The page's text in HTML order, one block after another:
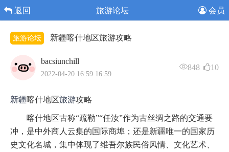
返回 旅游论坛 会员
旅游论坛 新疆​喀什地区旅游攻略
bacsiunchill
2022-04-20 16:59 16:59
848 10
新疆喀什地区旅游攻略
喀什地区古称“疏勒”“任汝”作为古丝绸之路的交通要
冲，是中外商人云集的国际商埠；还是新疆唯一的国家历
史文化名城，集中体现了维吾尔族民俗风情、文化艺术、